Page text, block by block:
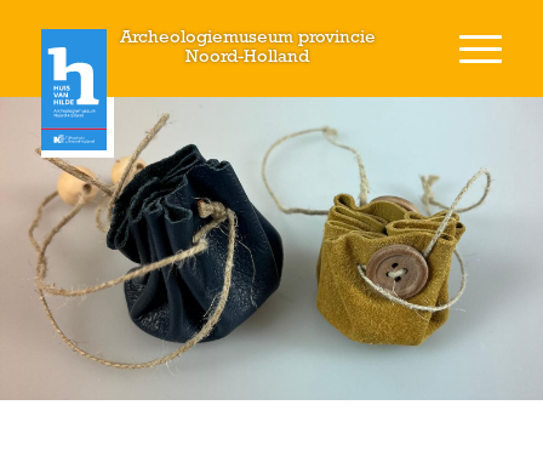
Archeologiemuseum provincie
Noord-Holland